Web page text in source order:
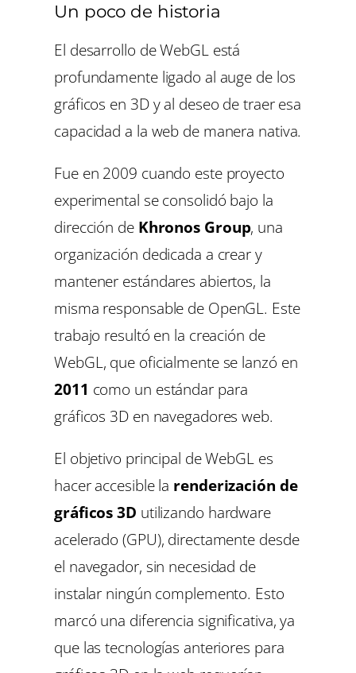
Un poco de historia
El desarrollo de WebGL está
profundamente ligado al auge de los
gráficos en 3D y al deseo de traer esa
capacidad a la web de manera nativa.
Fue en 2009 cuando este proyecto
experimental se consolidó bajo la
dirección de Khronos Group, una
organización dedicada a crear y
mantener estándares abiertos, la
misma responsable de OpenGL. Este
trabajo resultó en la creación de
WebGL, que oficialmente se lanzó en
2011 como un estándar para
gráficos 3D en navegadores web.
El objetivo principal de WebGL es
hacer accesible la renderización de
gráficos 3D utilizando hardware
acelerado (GPU), directamente desde
el navegador, sin necesidad de
instalar ningún complemento. Esto
marcó una diferencia significativa, ya
que las tecnologías anteriores para